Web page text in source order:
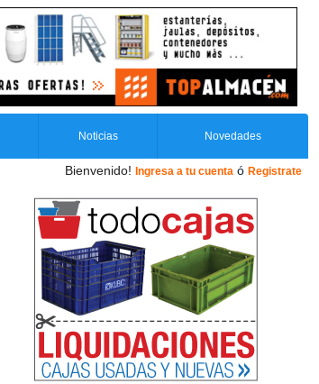
Noticias Novedades
Bienvenido! Ingresa a tu cuenta ó Registrate